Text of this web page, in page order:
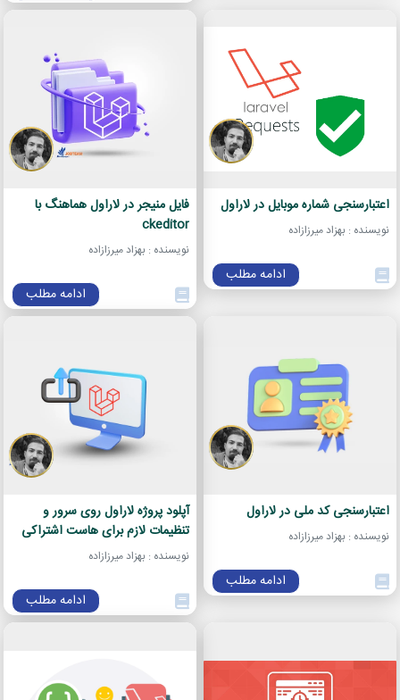
اعتبارسنجی شماره موبایل در لاراول
نویسنده : بهزاد میرزازاده
ادامه مطلب
فایل منیجر در لاراول هماهنگ با
ckeditor
نویسنده : بهزاد میرزازاده
ادامه مطلب
اعتبارسنجی کد ملی در لاراول
نویسنده : بهزاد میرزازاده
ادامه مطلب
آپلود پروژه لاراول روی سرور و
تنظیمات لازم برای هاست اشتراکی
نویسنده : بهزاد میرزازاده
ادامه مطلب